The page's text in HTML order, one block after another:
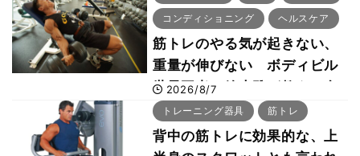
コンディショニング ヘルスケア
筋トレのやる気が起きない、
重量が伸びない ボディビル
世界王者・鈴木雅が教える食
事・睡眠・呼吸の整え方
2026/8/7
トレーニング器具 筋トレ
背中の筋トレに効果的な、上